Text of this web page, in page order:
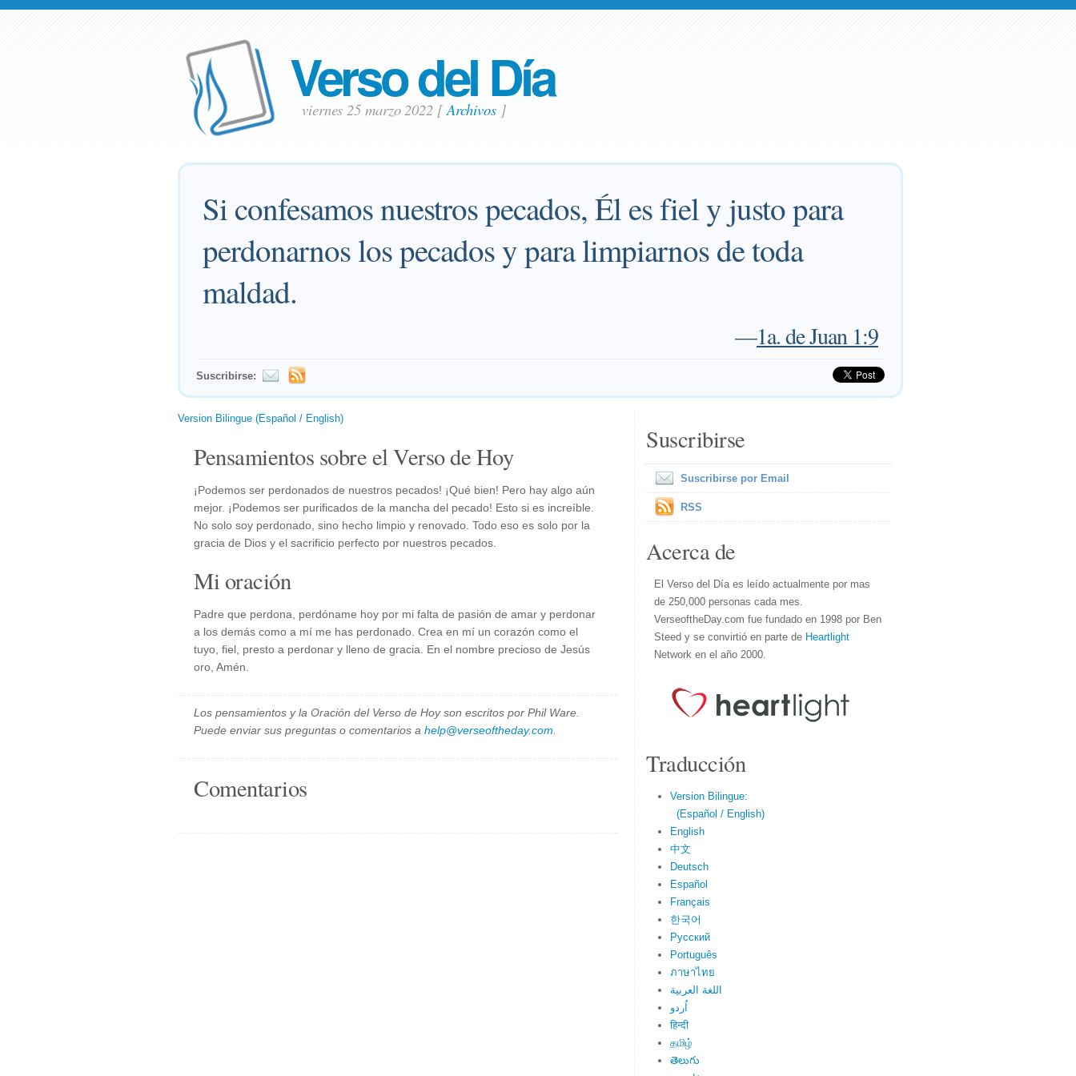
Verso del Día
viernes 25 marzo 2022 [Archivos]
Si confesamos nuestros pecados, Él es fiel y justo para
perdonarnos los pecados y para limpiarnos de toda
maldad.
—1a. de Juan 1:9
Suscribirse:
Version Bilingue (Español / English)
Pensamientos sobre el Verso de Hoy
¡Podemos ser perdonados de nuestros pecados! ¡Qué bien! Pero hay algo aún
mejor. ¡Podemos ser purificados de la mancha del pecado! Esto si es increíble.
No solo soy perdonado, sino hecho limpio y renovado. Todo eso es solo por la
gracia de Dios y el sacrificio perfecto por nuestros pecados.
Mi oración
Padre que perdona, perdóname hoy por mi falta de pasión de amar y perdonar
a los demás como a mí me has perdonado. Crea en mí un corazón como el
tuyo, fiel, presto a perdonar y lleno de gracia. En el nombre precioso de Jesús
oro, Amén.
Los pensamientos y la Oración del Verso de Hoy son escritos por Phil Ware.
Puede enviar sus preguntas o comentarios a help@verseoftheday.com
Comentarios
Suscribirse
Suscribirse por Email
RSS
Acerca de
El Verso del Día es leído actualmente por mas
de 250,000 personas cada mes.
VerseoftheDay.com fue fundado en 1998 por Ben
Steed y se convirtió en parte de Heartlight
Network en el año 2000.
Traducción
Version Bilingue:
(Español / English)
English
中文
Deutsch
Español
Français
한국어
Русский
Português
ภาษาไทย
اللغة العربية
اُردو
हिन्दी
தமிழ்
తెలుగు